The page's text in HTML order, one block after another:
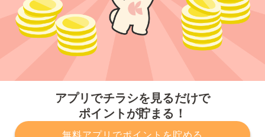
アプリでチラシを見るだけで
ポイントが貯まる！
無料アプリでポイントを貯める